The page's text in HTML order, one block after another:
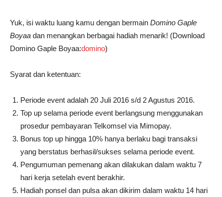
Yuk, isi waktu luang kamu dengan bermain Domino Gaple
Boyaa dan menangkan berbagai hadiah menarik! (Download
Domino Gaple Boyaa:domino)
Syarat dan ketentuan:
Periode event adalah 20 Juli 2016 s/d 2 Agustus 2016.
Top up selama periode event berlangsung menggunakan
prosedur pembayaran Telkomsel via Mimopay.
Bonus top up hingga 10% hanya berlaku bagi transaksi
yang berstatus berhasil/sukses selama periode event.
Pengumuman pemenang akan dilakukan dalam waktu 7
hari kerja setelah event berakhir.
Hadiah ponsel dan pulsa akan dikirim dalam waktu 14 hari